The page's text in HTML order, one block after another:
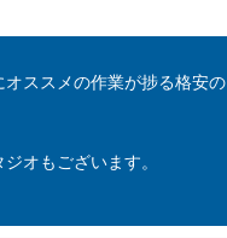
ススメの作業が捗る格安
オもございます。